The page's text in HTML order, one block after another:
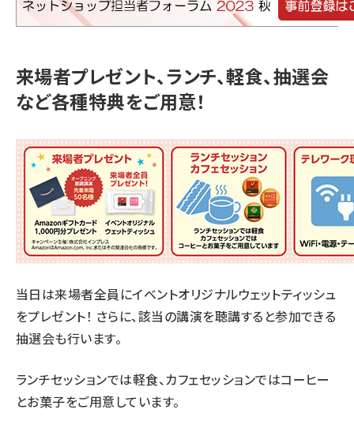
来場者プレゼント、ランチ、軽食、抽選会
など各種特典をご用意！
当日は来場者全員にイベントオリジナルウェットティッシュ
をプレゼント！ さらに、該当の講演を聴講すると参加できる
抽選会も行います。
ランチセッションでは軽食、カフェセッションではコーヒー
とお菓子をご用意しています。